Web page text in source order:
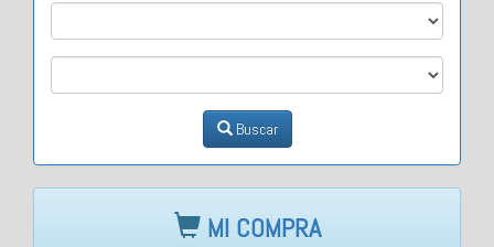
Buscar
MI COMPRA